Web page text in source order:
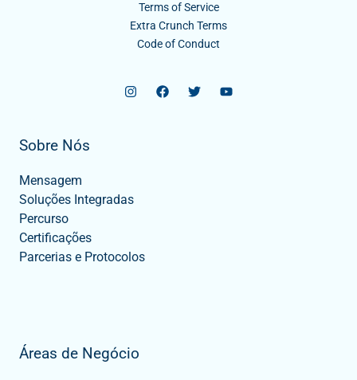
Terms of Service
Extra Crunch Terms
Code of Conduct
Sobre Nós
Mensagem
Soluções Integradas
Percurso
Certificações
Parcerias e Protocolos
Áreas de Negócio